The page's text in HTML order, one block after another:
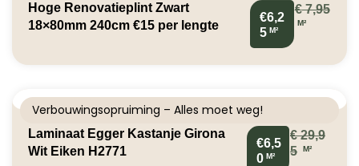
Hoge Renovatieplint Zwart
18×80mm 240cm €15 per lengte
€6,2
5 M²
€7,95
M²
Verbouwingsopruiming – Alles moet weg!
Laminaat Egger Kastanje Girona
Wit Eiken H2771
€6,5
0 M²
€29,9
5
M²